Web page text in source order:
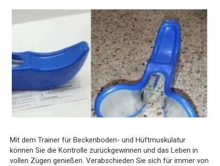
Mit dem Trainer für Beckenboden- und Hüftmuskulatur
können Sie die Kontrolle zurückgewinnen und das Leben in
vollen Zügen genießen. Verabschieden Sie sich für immer von